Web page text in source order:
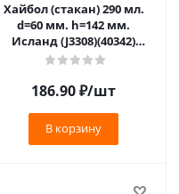
Хайбол (стакан) 290 мл.
d=60 мм. h=142 мм.
Исланд (J3308)(40342)
/6/24/936/
186.90₽/шт
В корзину